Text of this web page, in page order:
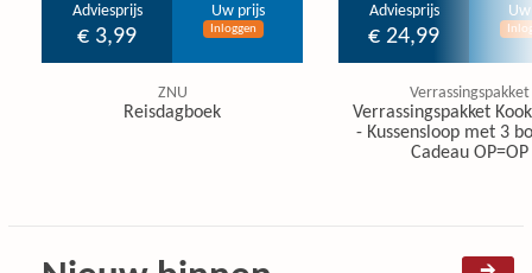
Adviesprijs
€ 3,99
Uw prijs
Inloggen
ZNU
Reisdagboek
Adviesprijs
€ 24,99
Verrassingspakket
Verrassingspakket
- Kussensloop met 3
Cadeau OP=OP